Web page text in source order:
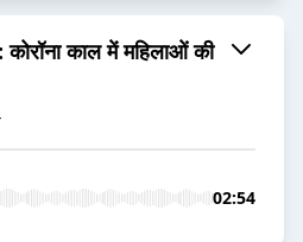
कोरॉना काल में महिलाओं की
02:54